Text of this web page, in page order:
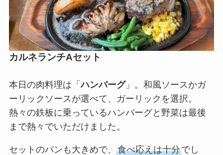
カルネランチAセット
本日の肉料理は「ハンバーグ」。和風ソースかガ
ーリックソースが選べて、ガーリックを選択。
熱々の鉄板に乗っているハンバーグと野菜は最後
まで熱々でいただけました。
セットのパンも大きめで、 食べ応えは十分でし